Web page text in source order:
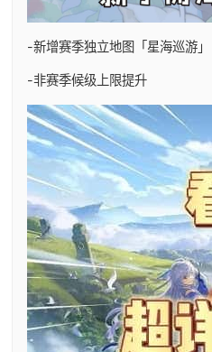
-新增赛季独立地图「星海巡游」
-非赛季候级上限提升